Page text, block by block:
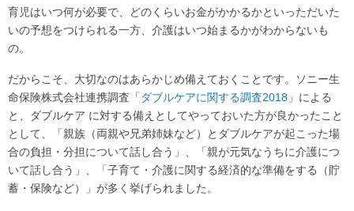
育児はいつ何が必要で、どのくらいお金がかかるかといっただいた
いの予想をつけられる一方、介護はいつ始まるかがわからないも
の。
だからこそ、大切なのはあらかじめ備えておくことです。ソニー生
命保険株式会社連携調査「 ダブルケアに関する調査2018 」による
と、ダブルケア に対する備えとしてやっておいた方が良かったこと
として、「親族（両親や兄弟姉妹など）とダブルケアが起こった場
合の負担・分担について話し合う」、「親が元気なうちに介護につ
いて話し合う」、「子育て・介護に関する経済的な準備をする（貯
蓄・保険など）」が多く挙げられました。